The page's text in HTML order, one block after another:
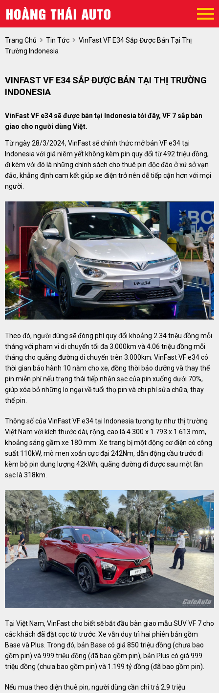
Trang Chủ Tin Tức
VinFast VF E34 Sắp Được Bán Tại Thị
Trường Indonesia
VINFAST VF E34 SẮP ĐƯỢC BÁN TẠI THỊ TRƯỜNG
INDONESIA
VinFast VF e34 sẽ được bán tại Indonesia tới đây, VF 7 sắp bàn
giao cho người dùng Việt.
Từ ngày 28/3/2024, VinFast sẽ chính thức mở bán VF e34 tại
Indonesia với giá niêm yết không kèm pin quy đổi từ 492 triệu đồng,
đi kèm với đó là những chính sách cho thuê pin độc đáo ở xứ sở vạn
đảo, khẳng định cam kết giúp xe điện trở nên dễ tiếp cận hơn với mọi
người.
Theo đó, người dùng sẽ đóng phí quy đổi khoảng 2.34 triệu đồng mỗi
tháng với pham vi di chuyển tối đa 3.000km và 4.06 triệu đồng mỗi
tháng cho quãng đường di chuyển trên 3.000km. VinFast VF e34 có
thời gian bảo hành 10 năm cho xe, đồng thời bảo dưỡng và thay thế
pin miễn phí nếu trạng thái tiếp nhận sạc của pin xuống dưới 70%,
giúp xóa bỏ những lo ngại về tuổi thọ pin và chi phí sửa chữa, thay
thế pin.
Thông số của VinFast VF e34 tại Indonesia tương tự như thị trường
Việt Nam với kích thước dài, rộng, cao là 4.300 x 1.793 x 1.613 mm,
khoảng sáng gầm xe 180 mm. Xe trang bị một động cơ điện có công
suất 110kW, mô men xoắn cực đại 242Nm, dẫn động cầu trước đi
kèm bộ pin dung lượng 42kWh, quãng đường đi được sau một lần
sạc là 318km.
Tại Việt Nam, VinFast cho biết sẽ bắt đầu bàn giao mẫu SUV VF 7 cho
các khách đã đặt cọc từ trước. Xe vẫn duy trì hai phiên bản gồm
Base và Plus. Trong đó, bản Base có giá 850 triệu đồng (chưa bao
gồm pin) và 999 triệu đồng (đã bao gồm pin), bản Plus có giá 999
triệu đồng (chưa bao gồm pin) và 1.199 tỷ đồng (đã bao gồm pin).
Nếu mua theo diện thuê pin, người dùng cần chi trả 2.9 triệu